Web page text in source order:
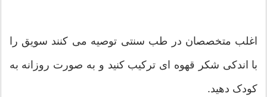
اغلب متخصصان در طب سنتی توصیه می کنند سویق را
با اندکی شکر قهوه ای ترکیب کنید و به صورت روزانه به
کودک دهید.